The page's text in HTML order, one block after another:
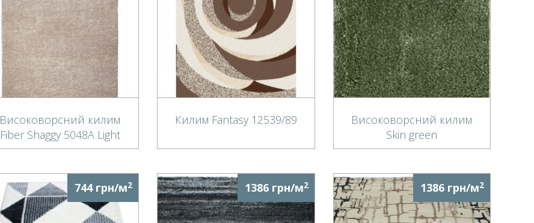
Високоворсний килим
Fiber Shaggy 5048А Light
Beige-Cream
Килим Fantasy 12539/89
Високоворсний килим
Skin green
744 грн/м2 1386 грн/м2 1386 грн/м2